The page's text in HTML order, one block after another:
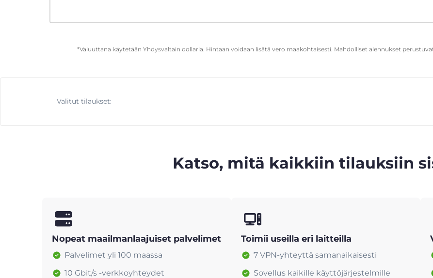
*Valuuttana käytetään Yhdysvaltain dollaria. Hintaan voidaan lisätä vero maakohtaisesti. Mahdolliset alennukset
Valitut tilaukset:
Katso, mitä kaikkiin tilauksiin
Nopeat maailmanlaajuiset palvelimet
Palvelimet yli 100 maassa
10 Gbit/s -verkkoyhteydet
Toimii useilla eri laitteilla
7 VPN-yhteyttä samanaikaisesti
Sovellus kaikille käyttöjärjestelmille